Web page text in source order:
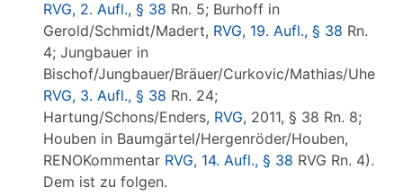
RVG, 2. Aufl., § 38 Rn. 5; Burhoff in
Gerold/Schmidt/Madert, RVG, 19. Aufl., § 38 Rn.
4; Jungbauer in
Bischof/Jungbauer/Bräuer/Curkovic/Mathias/Uher,
RVG, 3. Aufl., § 38 Rn. 24;
Hartung/Schons/Enders, RVG, 2011, § 38 Rn. 8;
Houben in Baumgärtel/Hergenröder/Houben,
RENOKommentar RVG, 14. Aufl., § 38 RVG Rn. 4).
Dem ist zu folgen.